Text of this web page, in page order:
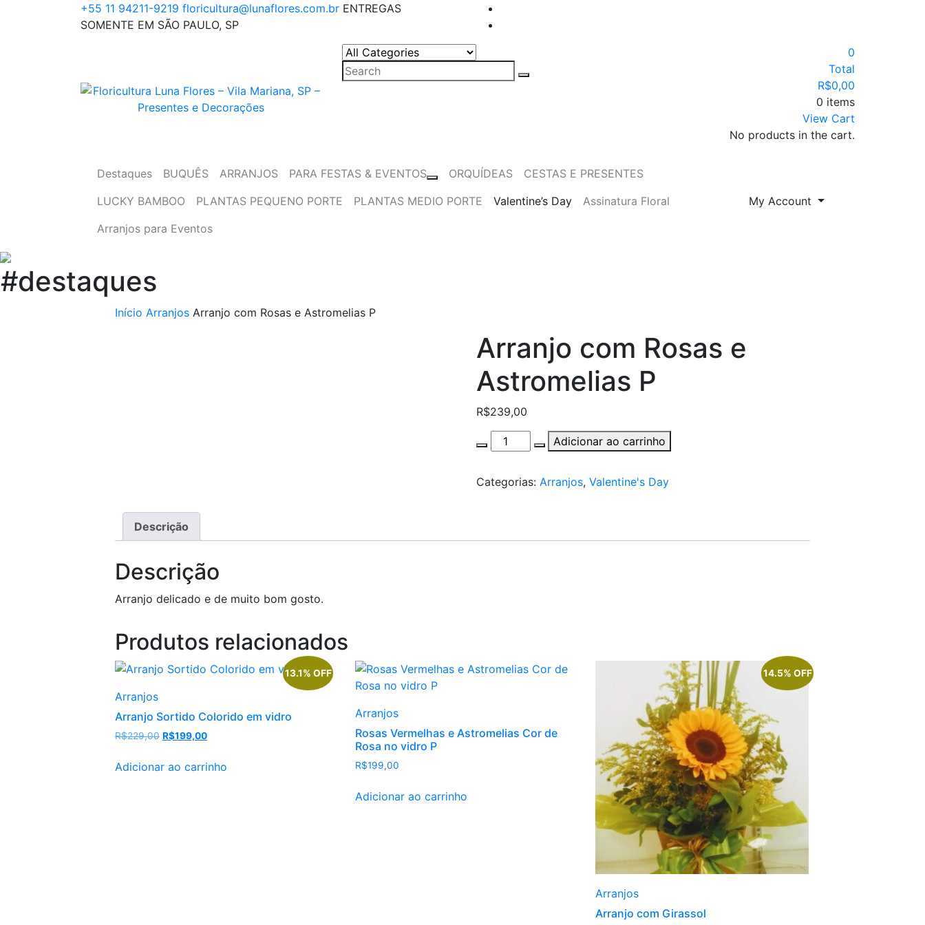
+55 11 94211-9219 floricultura@lunaflores.com.br ENTREGAS
SOMENTE EM SÃO PAULO, SP
0
Total
R$0,00
0 items
View Cart
No products in the cart.
Destaques BUQUÊS ARRANJOS PARA FESTAS & EVENTOS ORQUÍDEAS
CESTAS E PRESENTES
LUCKY BAMBOO
PLANTAS PEQUENO PORTE PLANTAS MEDIO PORTE Valentine’s Day
Assinatura Floral
Arranjos para Eventos
My Account
#destaques
Início Arranjos Arranjo com Rosas e Astromelias P
Arranjo com Rosas e
Astromelias P
R$239,00
Arranjo
com
e
quantity
Adicionar ao carrinho
Categorias:Arranjos,Valentine's Day
Descrição
Descrição
Arranjo delicado e de muito bom gosto.
Produtos relacionados
13.1% OFF
Arranjos
Arranjo Sortido Colorido em vidro
R$229,00 O
original
R$199,00O
atual
Adicionar ao carrinho
Arranjos
Rosas Vermelhas e Astromelias Cor de
Rosa no vidro P
R$199,00
Adicionar ao carrinho
14.5% OFF
Arranjos
Arranjo com Girassol